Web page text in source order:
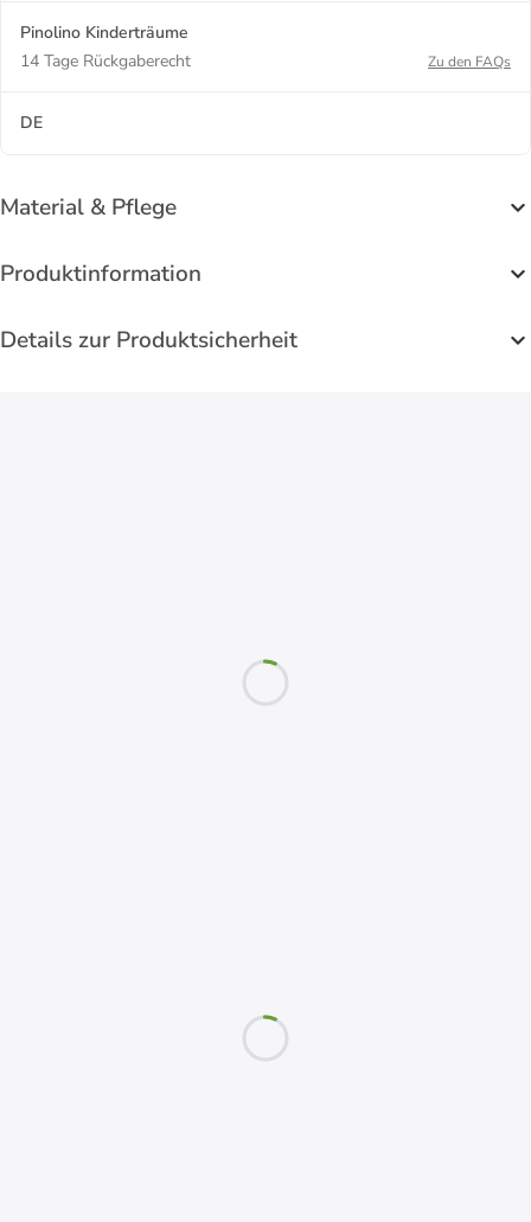
Pinolino Kinderträume
14 Tage Rückgaberecht
Zu den FAQs
DE
Material & Pflege
Produktinformation
Details zur Produktsicherheit